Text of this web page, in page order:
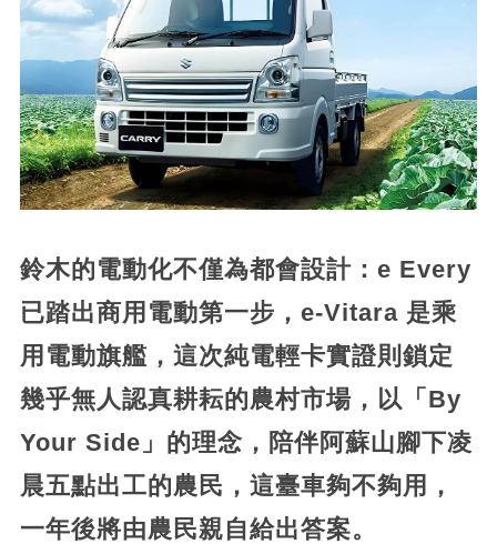
鈴木的電動化不僅為都會設計：e Every
已踏出商用電動第一步，e-Vitara 是乘
用電動旗艦，這次純電輕卡實證則鎖定
幾乎無人認真耕耘的農村市場，以「By
Your Side」的理念，陪伴阿蘇山腳下凌
晨五點出工的農民，這臺車夠不夠用，
一年後將由農民親自給出答案。